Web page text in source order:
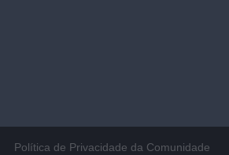
Política de Privacidade da Comunidade